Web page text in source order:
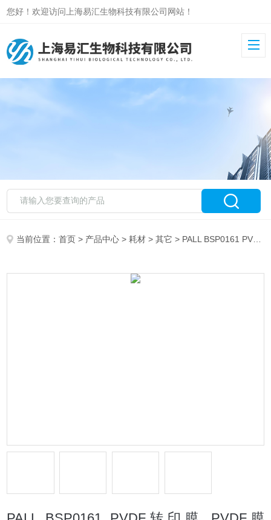
您好！欢迎访问上海易汇生物科技有限公司网站！
当前位置：首页 > 产品中心 >耗材 >其它 > PALL BSP0161 PVDF转印膜 PVDF膜 0.2um